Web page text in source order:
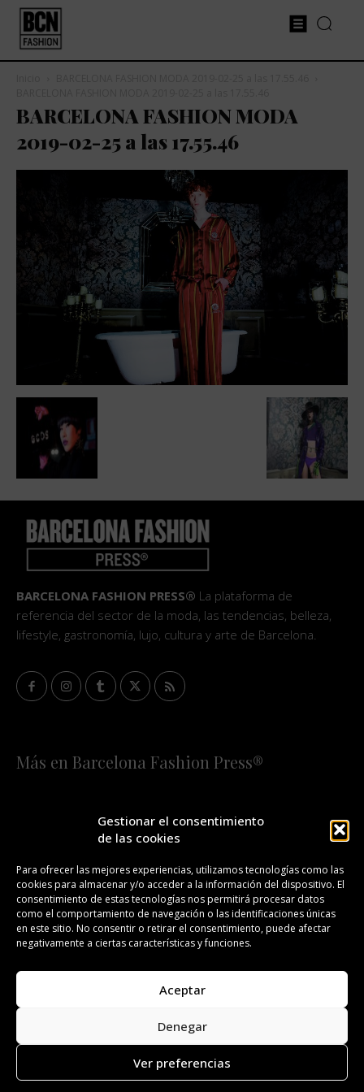
Gestionar el consentimiento
de las cookies
Para ofrecer las mejores experiencias, utilizamos tecnologías como las
cookies para almacenar y/o acceder a la información del dispositivo. El
consentimiento de estas tecnologías nos permitirá procesar datos
como el comportamiento de navegación o las identificaciones únicas
en este sitio. No consentir o retirar el consentimiento, puede afectar
negativamente a ciertas características y funciones.
Aceptar
Denegar
Ver preferencias
BARCELONA FASHION MODA
2019-02-25 a las 17.55.46
BARCELONA FASHION PRESS® La plataforma de
referencia del sector de la moda, las tendencias, belleza,
lifestyle, gastronomía, lujo, cultura y arte de Barcelona.
Más en Barcelona Fashion Press®
¡SUSCRÍBETE A NUESTRA FASHION NEWS!
CONTACTO REDACCIÓN PUBLICIDAD
ISSN 2385-4839 DL B 27443-2014
Todos los derechos reservados. Copyright 2008-2024.
Barcelona Fashion Press®/™ es una marca registrada.